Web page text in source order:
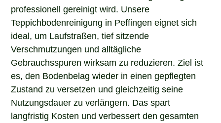
professionell gereinigt wird. Unsere
Teppichbodenreinigung in Peffingen eignet sich
ideal, um Laufstraßen, tief sitzende
Verschmutzungen und alltägliche
Gebrauchsspuren wirksam zu reduzieren. Ziel ist
es, den Bodenbelag wieder in einen gepflegten
Zustand zu versetzen und gleichzeitig seine
Nutzungsdauer zu verlängern. Das spart
langfristig Kosten und verbessert den gesamten